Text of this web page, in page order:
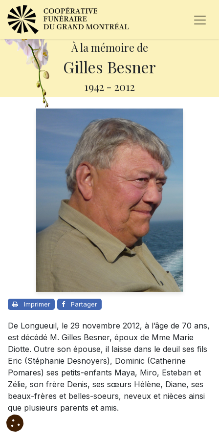
À la mémoire de
Gilles Besner
1942 - 2012
Imprimer Partager
De Longueuil, le 29 novembre 2012, à l’âge de 70 ans,
est décédé M. Gilles Besner, époux de Mme Marie
Diotte. Outre son épouse, il laisse dans le deuil ses fils
Eric (Stéphanie Desnoyers), Dominic (Catherine
Pomares) ses petits-enfants Maya, Miro, Esteban et
Zélie, son frère Denis, ses sœurs Hélène, Diane, ses
beaux-frères et belles-soeurs, neveux et nièces ainsi
que plusieurs parents et amis.